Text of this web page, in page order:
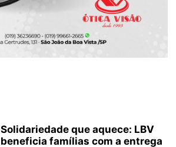
Solidariedade que aquece: LBV
beneficia famílias com a entrega